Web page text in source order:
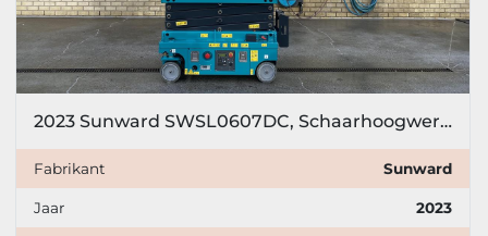
2023 Sunward SWSL0607DC, Schaarhoogwerker, 6,5 meter
Fabrikant Sunward
Jaar 2023